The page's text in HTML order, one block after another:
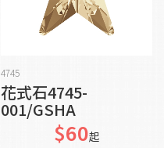
4745
花式石4745-
001/GSHA
$60起